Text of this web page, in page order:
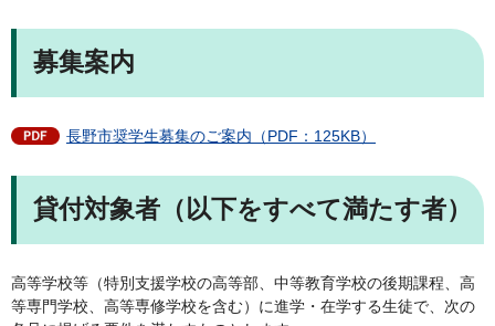
募集案内
長野市奨学生募集のご案内（PDF：125KB）
貸付対象者（以下をすべて満たす者）
高等学校等（特別支援学校の高等部、中等教育学校の後期課程、高
等専門学校、高等専修学校を含む）に進学・在学する生徒で、次の